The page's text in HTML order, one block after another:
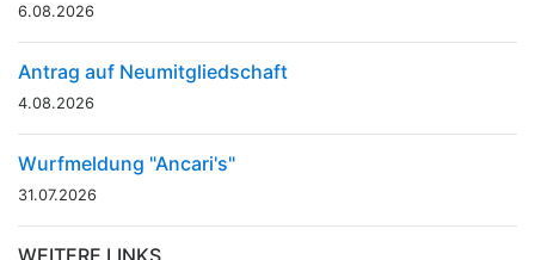
6.08.2026
Antrag auf Neumitgliedschaft
4.08.2026
Wurfmeldung "Ancari's"
31.07.2026
WEITERE LINKS